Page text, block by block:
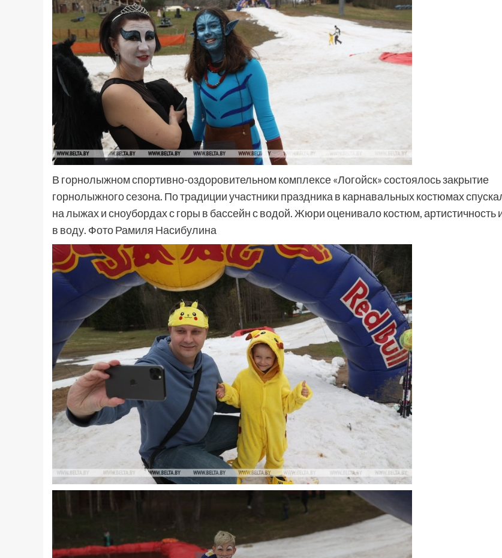
В горнолыжном спортивно-оздоровительном комплексе «Логойск» состоялось закрытие
горнолыжного сезона. По традиции участники праздника в карнавальных костюмах
на лыжах и сноубордах с горы в бассейн с водой. Жюри оценивало костюм, артистичность
в воду. Фото Рамиля Насибулина